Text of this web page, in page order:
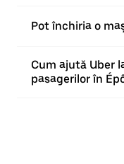
Pot închiria o
Cum ajută Uber
pasagerilor în